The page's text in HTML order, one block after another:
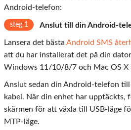
Android-telefon:
steg 1 Anslut till din Android-
Lansera det bästa Android SMS
att du har installerat det på din
Windows 11/10/8/7 och Mac OS X
Anslut sedan din Android-telefon
kabel. När din enhet har upptäckts,
skärmen för att växla till USB-läge
MTP-läge.